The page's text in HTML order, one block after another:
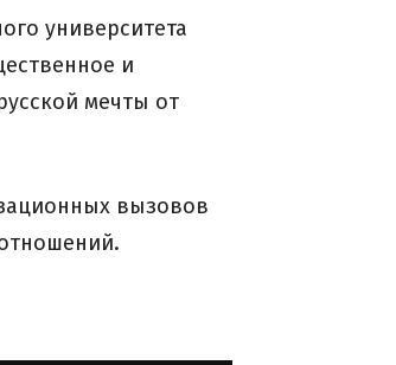
университета
и
мечты от
вызовов